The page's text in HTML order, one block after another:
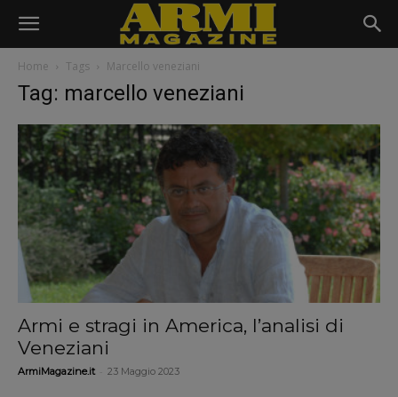
Home Tags Marcello veneziani
Tag: marcello veneziani
Armi e stragi in America, l’analisi di
Veneziani
ArmiMagazine.it 23 Maggio 2023